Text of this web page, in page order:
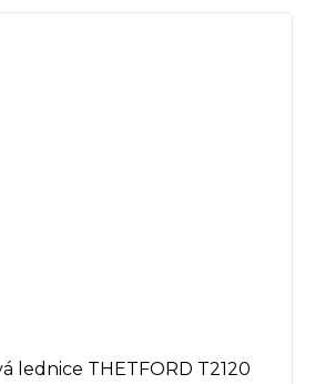
lednice THETFORD T2120